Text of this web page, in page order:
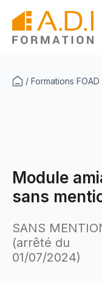
contenu
/ Formations FOAD
Module
sans
SANS
(arrêté du
01/07/2024)